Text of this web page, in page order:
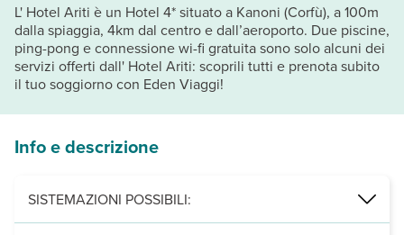
L' Hotel Ariti è un Hotel 4* situato a Kanoni (Corfù), a 100m
dalla spiaggia, 4km dal centro e dall’aeroporto. Due piscine,
ping-pong e connessione wi-fi gratuita sono solo alcuni dei
servizi offerti dall' Hotel Ariti: scoprili tutti e prenota subito
il tuo soggiorno con Eden Viaggi!
Info e descrizione
SISTEMAZIONI POSSIBILI: